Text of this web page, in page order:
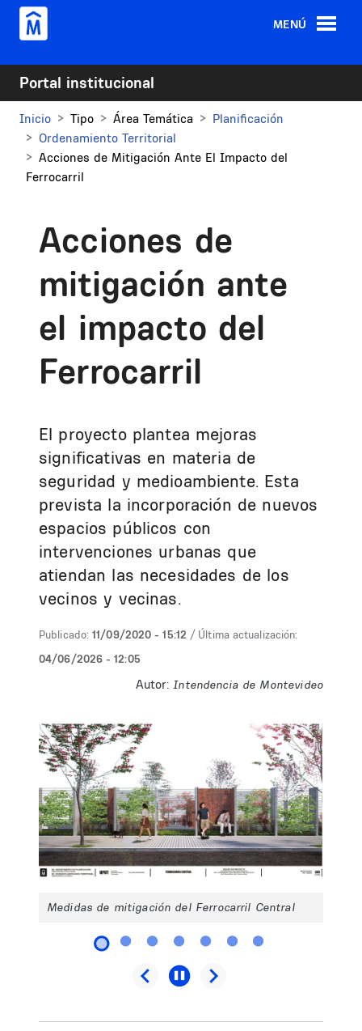
Pasar al contenido principal
MENÚ
Portal institucional
Inicio Tipo Área Temática
Planificación
Ordenamiento Territorial
Acciones de Mitigación Ante El Impacto del
Ferrocarril
Acciones de
mitigación ante
el impacto del
Ferrocarril
El proyecto plantea mejoras
significativas en materia de
seguridad y medioambiente. Esta
prevista la incorporación de nuevos
espacios públicos con
intervenciones urbanas que
atiendan las necesidades de los
vecinos y vecinas.
Publicado: 11/09/2020 - 15:12 / Última actualización:
04/06/2026 - 12:05
Autor: Intendencia de Montevideo
Medidas de mitigación del Ferrocarril Central